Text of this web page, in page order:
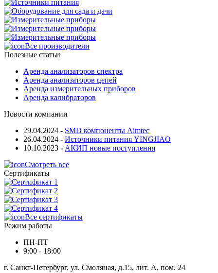
Все производители
Полезные статьи
Аренда анализаторов спектра
Аренда анализаторов цепей
Аренда измерительных приборов
Аренда калибраторов
Новости компании
29.04.2024 - SMD компоненты Aimtec
26.04.2024 - Источники питания YINGJIAO
10.10.2023 - АКИП новые поступления
Смотреть все
Сертификаты
Все сертификаты
Режим работы
ПН-ПТ
9:00 - 18:00
г. Санкт-Петербург, ул. Смоляная, д.15, лит. А, пом. 24